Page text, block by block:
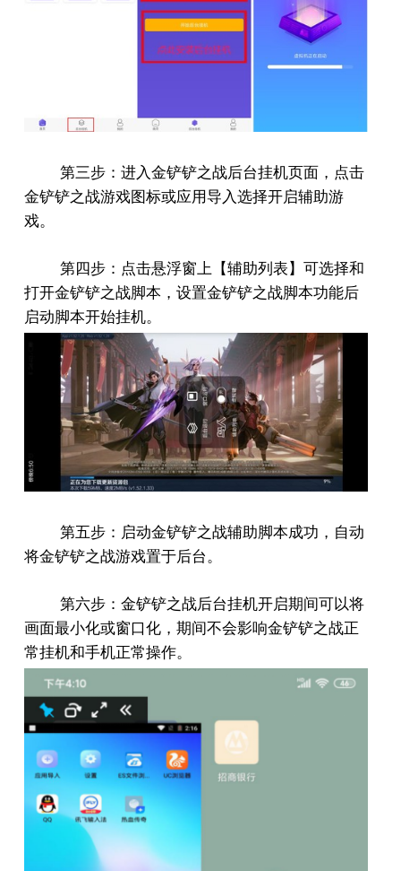
第三步：进入金铲铲之战后台挂机页面，点击
金铲铲之战游戏图标或应用导入选择开启辅助游
戏。
第四步：点击悬浮窗上【辅助列表】可选择和
打开金铲铲之战脚本，设置金铲铲之战脚本功能后
启动脚本开始挂机。
第五步：启动金铲铲之战辅助脚本成功，自动
将金铲铲之战游戏置于后台。
第六步：金铲铲之战后台挂机开启期间可以将
画面最小化或窗口化，期间不会影响金铲铲之战正
常挂机和手机正常操作。